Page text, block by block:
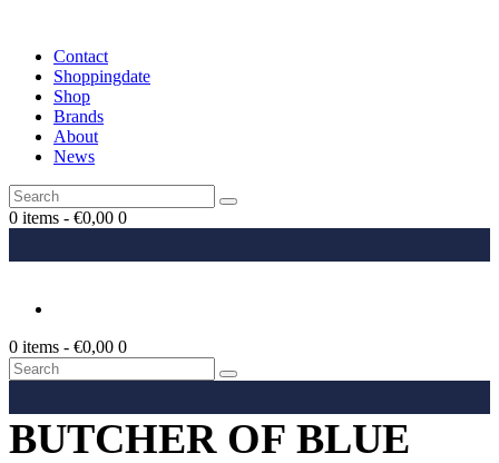
Contact
Shoppingdate
Shop
Brands
About
News
0 items - €0,00 0
0 items - €0,00 0
BUTCHER OF BLUE